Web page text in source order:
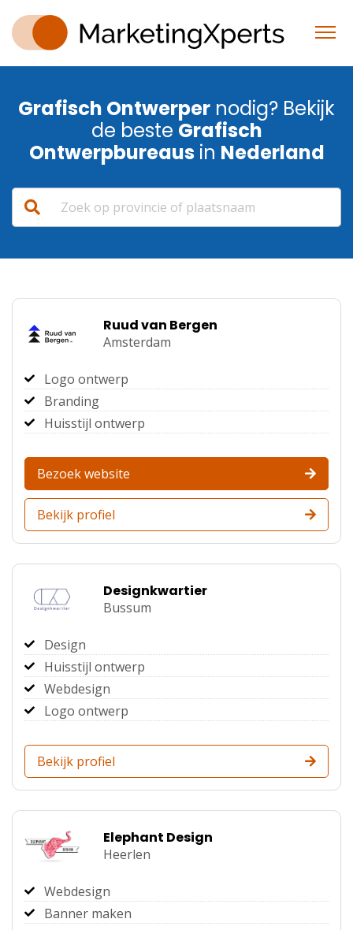
Grafisch Ontwerper nodig? Bekijk
de beste Grafisch
Ontwerpbureausin Nederland
Ruud van Bergen
Amsterdam
Logo ontwerp
Branding
Huisstijl ontwerp
Bezoek website
Bekijk profiel
Designkwartier
Bussum
Design
Huisstijl ontwerp
Webdesign
Logo ontwerp
Bekijk profiel
Elephant Design
Heerlen
Webdesign
Banner maken